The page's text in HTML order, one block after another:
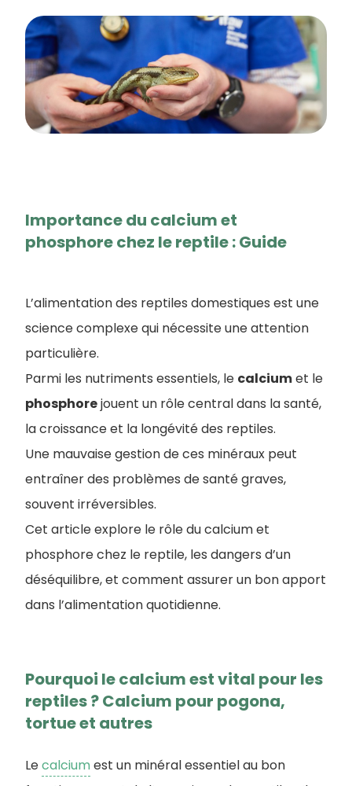
Importance du calcium et
phosphore chez le reptile : Guide
L’alimentation des reptiles domestiques est une
science complexe qui nécessite une attention
particulière.
Parmi les nutriments essentiels, le calciumet le
phosphorejouent un rôle central dans la santé,
la croissance et la longévité des reptiles.
Une mauvaise gestion de ces minéraux peut
entraîner des problèmes de santé graves,
souvent irréversibles.
Cet article explore le rôle du calcium et
phosphore chez le reptile, les dangers d’un
déséquilibre, et comment assurer un bon apport
dans l’alimentation quotidienne.
Pourquoi le calcium est vital pour les
reptiles ? Calcium pour pogona,
tortue et autres
Lecalciumest un minéral essentiel au bon